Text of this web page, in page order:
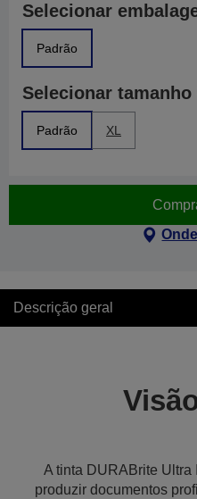
Selecionar
Padrão
Selecionar tamanho
Padrão XL
Descrição geral
A tinta DURABrite Ultra
produzir documentos